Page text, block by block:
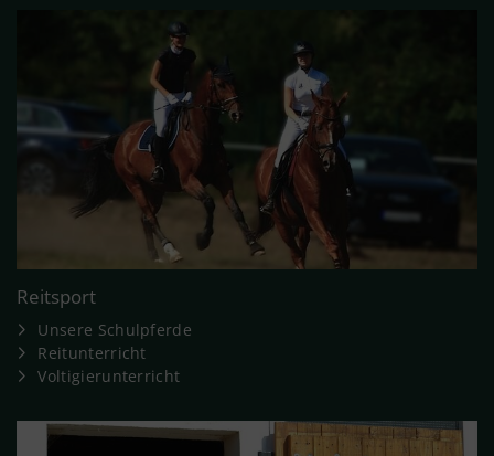
Reitsport
Unsere Schulpferde
Reitunterricht
Voltigierunterricht